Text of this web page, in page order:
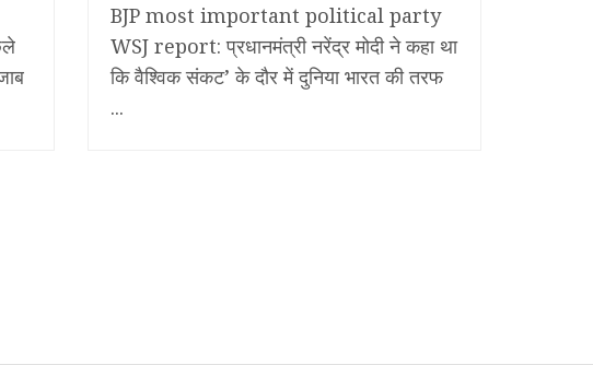
BJP most important political party
WSJ report: प्रधानमंत्री नरेंद्र मोदी ने कहा था
कि वैश्विक संकट’ के दौर में दुनिया भारत की तरफ
...